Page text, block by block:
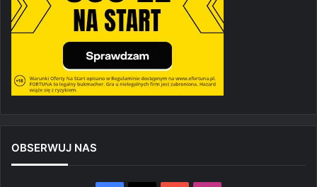
OBSERWUJ NAS